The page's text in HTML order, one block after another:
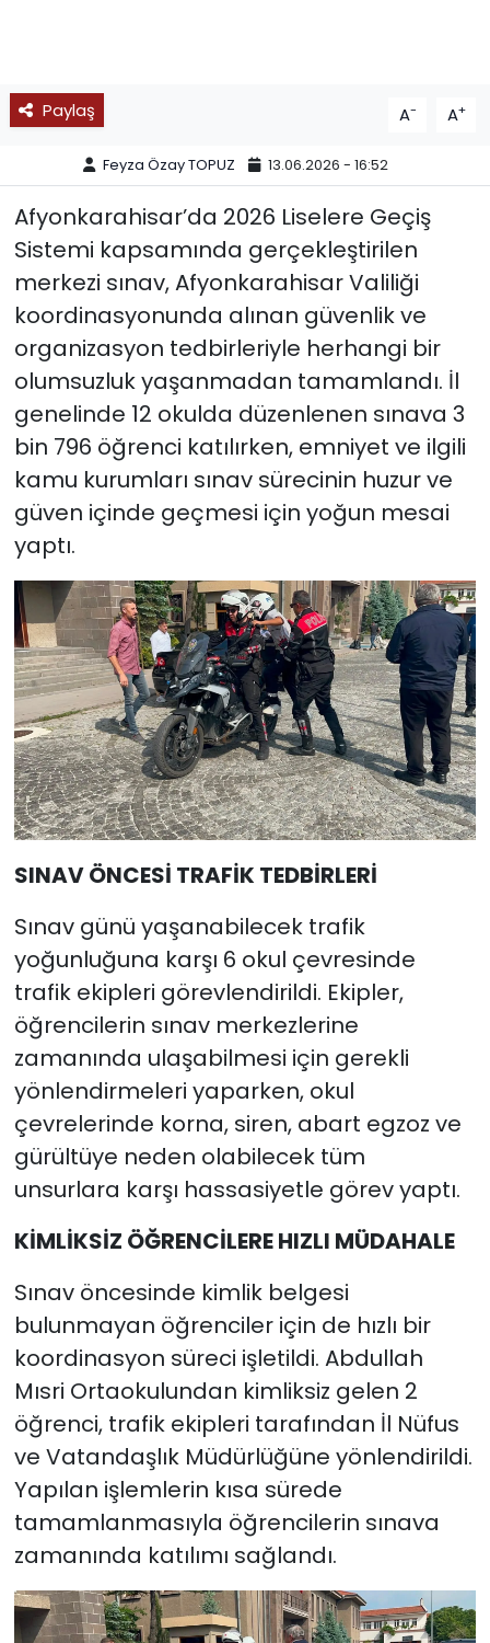
Paylaş A- A+
Feyza Özay TOPUZ 13.06.2026 - 16:52
Afyonkarahisar’da 2026 Liselere Geçiş
Sistemi kapsamında gerçekleştirilen
merkezi sınav, Afyonkarahisar Valiliği
koordinasyonunda alınan güvenlik ve
organizasyon tedbirleriyle herhangi bir
olumsuzluk yaşanmadan tamamlandı. İl
genelinde 12 okulda düzenlenen sınava 3
bin 796 öğrenci katılırken, emniyet ve ilgili
kamu kurumları sınav sürecinin huzur ve
güven içinde geçmesi için yoğun mesai
yaptı.
SINAV ÖNCESİ TRAFİK TEDBİRLERİ
Sınav günü yaşanabilecek trafik
yoğunluğuna karşı 6 okul çevresinde
trafik ekipleri görevlendirildi. Ekipler,
öğrencilerin sınav merkezlerine
zamanında ulaşabilmesi için gerekli
yönlendirmeleri yaparken, okul
çevrelerinde korna, siren, abart egzoz ve
gürültüye neden olabilecek tüm
unsurlara karşı hassasiyetle görev yaptı.
KİMLİKSİZ ÖĞRENCİLERE HIZLI MÜDAHALE
Sınav öncesinde kimlik belgesi
bulunmayan öğrenciler için de hızlı bir
koordinasyon süreci işletildi. Abdullah
Mısri Ortaokulundan kimliksiz gelen 2
öğrenci, trafik ekipleri tarafından İl Nüfus
ve Vatandaşlık Müdürlüğüne yönlendirildi.
Yapılan işlemlerin kısa sürede
tamamlanmasıyla öğrencilerin sınava
zamanında katılımı sağlandı.